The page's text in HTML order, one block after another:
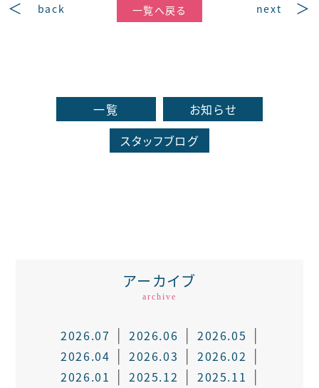
back 一覧へ戻る next
一覧
お知らせ
スタッフブログ
アーカイブ
archive
2026.07 2026.06
2026.05
2026.04
2026.03
2026.02
2026.01
2025.12
2025.11